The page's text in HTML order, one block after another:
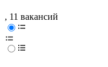
, 11 вакансий